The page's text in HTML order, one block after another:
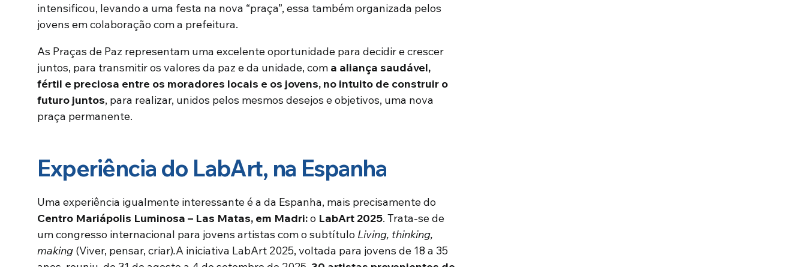
intensificou, levando a uma festa na nova “praça”, essa também organizada pelos
jovens em colaboração com a prefeitura.
As Praças de Paz representam uma excelente oportunidade para decidir e crescer
juntos, para transmitir os valores da paz e da unidade, com a aliança saudável,
fértil e preciosa entre os moradores locais e os jovens, no intuito de construir o
futuro juntos, para realizar, unidos pelos mesmos desejos e objetivos, uma nova
praça permanente.
Experiência do LabArt, na Espanha
Uma experiência igualmente interessante é a da Espanha, mais precisamente do
Centro Mariápolis Luminosa – Las Matas, em Madri:o LabArt 2025. Trata-se de
um congresso internacional para jovens artistas com o subtítulo Living, thinking,
making (Viver, pensar, criar).A iniciativa LabArt 2025, voltada para jovens de 18 a 35